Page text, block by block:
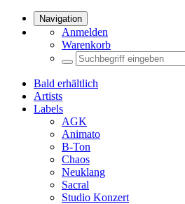
Navigation
Anmelden
Warenkorb
Bald erhältlich
Artists
Labels
AGK
Animato
B-Ton
Chaos
Neuklang
Sacral
Studio Konzert